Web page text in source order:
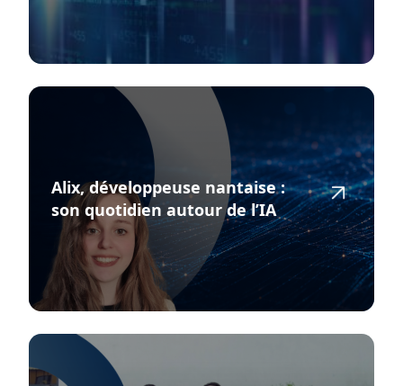
Alix, développeuse nantaise :
son quotidien autour de l’IA